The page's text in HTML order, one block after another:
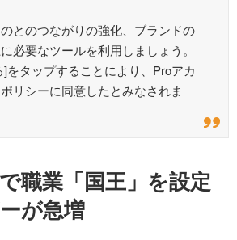
とのつながりの強化、ブランドの
必要なツールを利用しましょう。
をタップすることにより、Proアカ
リシーに同意したとみなされま
職業「国王」を設定
が急増